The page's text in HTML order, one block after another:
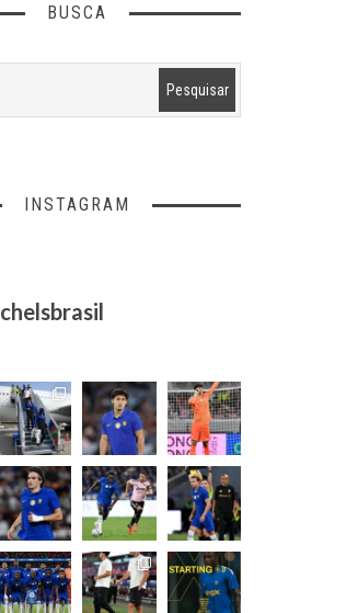
BUSCA
INSTAGRAM
chelsbrasil